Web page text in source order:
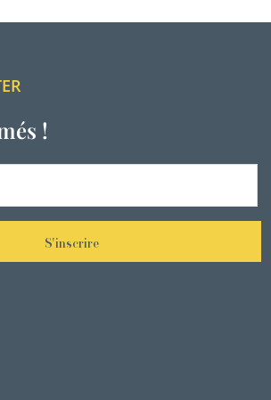
!
S'inscrire